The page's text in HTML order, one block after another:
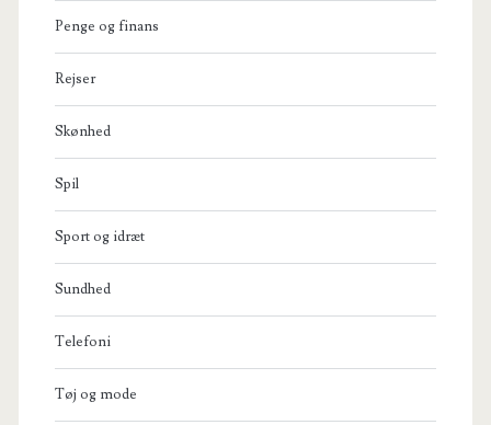
Penge og finans
Rejser
Skønhed
Spil
Sport og idræt
Sundhed
Telefoni
Tøj og mode